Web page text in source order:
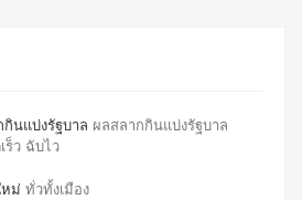
นแบ่งรัฐบาล ผลสลากกินแบ่งรัฐบาล
ร็ว ฉับไว
ม่ ทั่วทั้งเมือง